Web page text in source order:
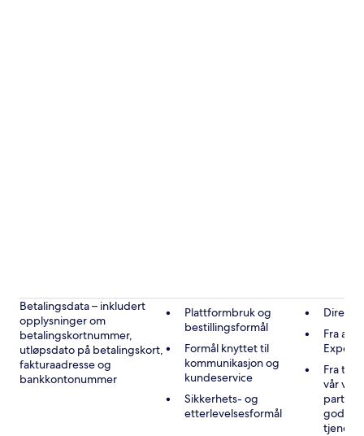
Betalingsdata – inkludert
opplysninger om
betalingskortnummer,
utløpsdato på betalingskort,
fakturaadresse og
bankkontonummer
Plattformbruk og
bestillingsformål
Formål knyttet til
kommunikasjon og
kundeservice
Sikkerhets- og
etterlevelsesformål
Fra
Fra
vår